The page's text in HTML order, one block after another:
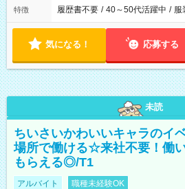
特徴 履歴書不要 / 40～50代活躍中 / 服
気になる！ 応募する
未読
ちいさいかわいいキャラのイ
場所で働ける☆来社不要！働
もらえる◎/T1
アルバイト 職種未経験OK